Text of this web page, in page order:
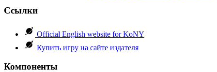
Ссылки
Official English website for KoNY
Купить игру на сайте издателя
Компоненты